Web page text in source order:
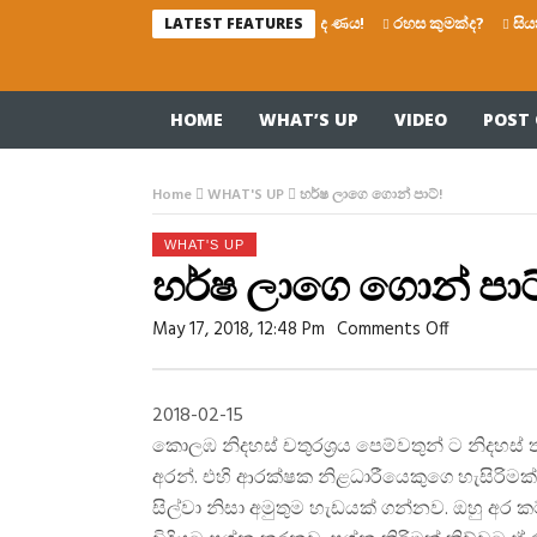
LATEST FEATURES
රෙද්දෙ ණය! රහස කුමක්ද? සියතින්
HOME WHAT’S UP VIDEO POST
Home WHAT'S UP හර්ෂ ලාගෙ ගොන් පාට්!
WHAT'S UP
හර්ෂ ලාගෙ ගොන්
May 17, 2018, 12:48 Pm Comments OffOn
ලාගෙ
2018-02-15
කොලඹ නිදහස් චතුරශ්‍රය පෙම්වතුන් ට
අරන්. එහි ආරක්ෂක නිළධාරීයෙකුගෙ
සිල්වා නිසා අමුතුම හැඩයක් ගන්නව. ඔහු අර